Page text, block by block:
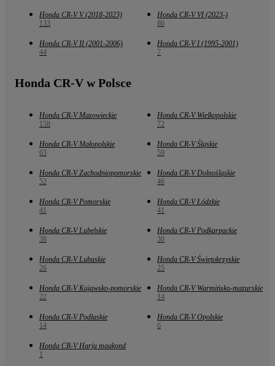
Honda CR-V V (2018-2023)
133
Honda CR-V VI (2023-)
86
Honda CR-V II (2001-2006)
44
Honda CR-V I (1995-2001)
7
Honda CR-V w Polsce
Honda CR-V Mazowieckie
158
Honda CR-V Wielkopolskie
72
Honda CR-V Małopolskie
63
Honda CR-V Śląskie
59
Honda CR-V Zachodniopomorskie
52
Honda CR-V Dolnośląskie
46
Honda CR-V Pomorskie
41
Honda CR-V Łódzkie
41
Honda CR-V Lubelskie
38
Honda CR-V Podkarpackie
30
Honda CR-V Lubuskie
26
Honda CR-V Świętokrzyskie
25
Honda CR-V Kujawsko-pomorskie
22
Honda CR-V Warmińsko-mazurskie
14
Honda CR-V Podlaskie
14
Honda CR-V Opolskie
6
Honda CR-V Harju maakond
1